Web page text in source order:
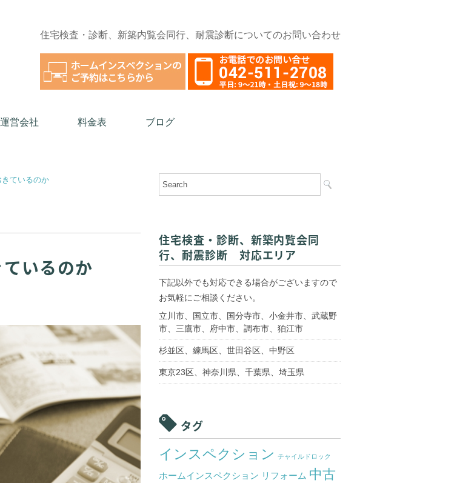
住宅検査・診断、新築内覧会同行、耐震診断についてのお問い合わせ
運営会社 料金表 ブログ
ているのか
いるのか
住宅検査・診断、新築内覧会同
行、耐震診断 対応エリア
下記以外でも対応できる場合がございますので
お気軽にご相談ください。
立川市、国立市、国分寺市、小金井市、武蔵野
市、三鷹市、府中市、調布市、狛江市
杉並区、練馬区、世田谷区、中野区
東京23区、神奈川県、千葉県、埼玉県
タグ
インスペクション チャイルドロック
ホームインスペクション リフォーム 中古